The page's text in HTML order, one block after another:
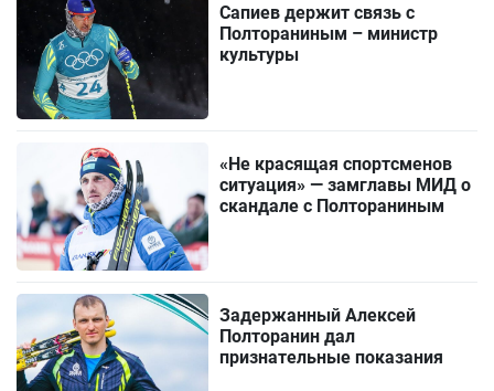
Сапиев держит связь с
Полтораниным – министр
культуры
«Не красящая спортсменов
ситуация» — замглавы МИД о
скандале с Полтораниным
Задержанный Алексей
Полторанин дал
признательные показания